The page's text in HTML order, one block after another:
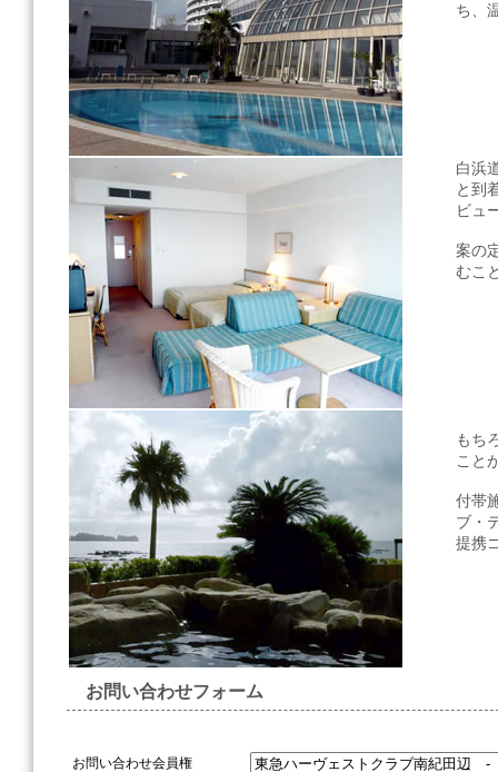
ち、
白浜
と到
ビュ
案の
むこ
もち
こと
付帯
ブ・
提携
お問い合わせフォーム
お問い合わせ会員権